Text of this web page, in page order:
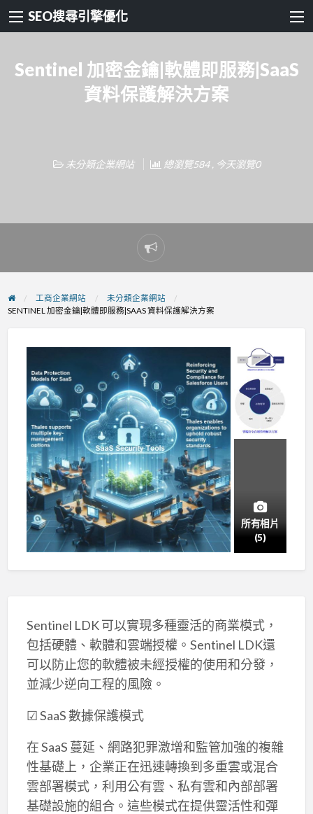
SEO搜尋引擎優化
Sentinel 加密金鑰|軟體即服務|SaaS
資料保護解決方案
未分類企業網站 總瀏覽584 , 今天瀏覽0
Report
problem
工商企業網站
未分類企業網站
SENTINEL 加密金鑰|軟體即服務|SAAS 資料保護解決方案
所有相片
(5)
Sentinel LDK 可以實現多種靈活的商業模式，
包括硬體、軟體和雲端授權。Sentinel LDK還
可以防止您的軟體被未經授權的使用和分發，
並減少逆向工程的風險。
☑ SaaS 數據保護模式
在 SaaS 蔓延、網路犯罪激增和監管加強的複雜
性基礎上，企業正在迅速轉換到多重雲或混合
雲部署模式，利用公有雲、私有雲和內部部署
基礎設施的組合。這些模式在提供靈活性和彈